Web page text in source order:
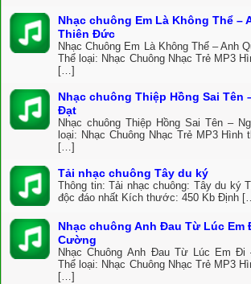
Nhạc chuông Em Là Không Thể –
Thiên Đức
Nhạc Chuông Em Là Không Thể – Anh
Thể loại: Nhạc Chuông Nhạc Trẻ MP3
[…]
Nhạc chuông Thiệp Hồng Sai Tên
Đạt
Nhạc chuông Thiệp Hồng Sai Tên –
loại: Nhạc Chuông Nhạc Trẻ MP3
[…]
Tải nhạc chuông Tây du ký
Thông tin: Tải nhạc chuông: Tây du ký
độc đáo nhất Kích thước: 450 Kb Định
Nhạc chuông Anh Đau Từ Lúc Em
Cường
Nhạc Chuông Anh Đau Từ Lúc Em Đi
Thể loại: Nhạc Chuông Nhạc Trẻ MP3
[…]